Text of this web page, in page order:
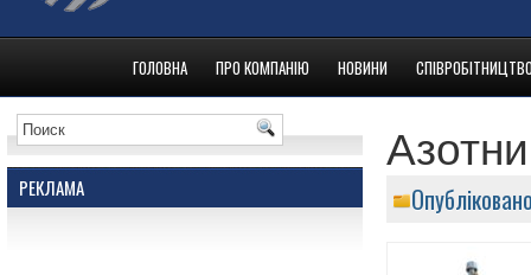
ГОЛОВНА ПРО КОМПАНІЮ НОВИНИ
РЕКЛАМА